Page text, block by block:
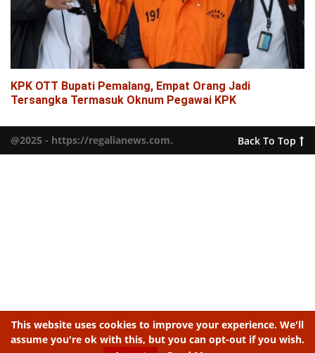
KPK OTT Bupati Pemalang, Empat Orang Jadi
Tersangka Termasuk Oknum Pegawai KPK
@2025 - https://regalianews.com. Back To Top
This website uses cookies to improve your experience. We'll
assume you're ok with this, but you can opt-out if you wish.